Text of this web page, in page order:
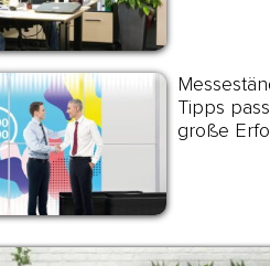
Tipps
große